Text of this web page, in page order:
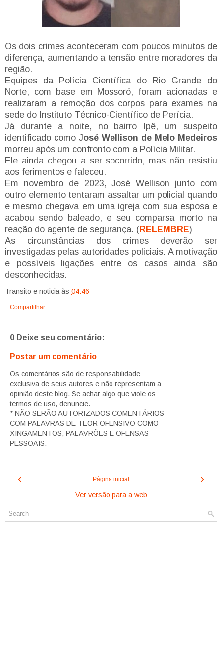
Os dois crimes aconteceram com poucos minutos de
diferença, aumentando a tensão entre moradores da
região.
Equipes da Polícia Científica do Rio Grande do
Norte, com base em Mossoró, foram acionadas e
realizaram a remoção dos corpos para exames na
sede do Instituto Técnico-Científico de Perícia.
Já durante a noite, no bairro Ipê, um suspeito
identificado como José Wellison de Melo Medeiros
morreu após um confronto com a Polícia Militar.
Ele ainda chegou a ser socorrido, mas não resistiu
aos ferimentos e faleceu.
Em novembro de 2023, José Wellison junto com
outro elemento tentaram assaltar um policial quando
e mesmo chegava em uma igreja com sua esposa e
acabou sendo baleado, e seu comparsa morto na
reação do agente de segurança. (RELEMBRE)
As circunstâncias dos crimes deverão ser
investigadas pelas autoridades policiais. A motivação
e possíveis ligações entre os casos ainda são
desconhecidas.
Transito e noticia às 04:46
Compartilhar
0 Deixe seu comentário:
Postar um comentário
Os comentários são de responsabilidade
exclusiva de seus autores e não representam a
opinião deste blog. Se achar algo que viole os
termos de uso, denuncie.
* NÃO SERÃO AUTORIZADOS COMENTÁRIOS
COM PALAVRAS DE TEOR OFENSIVO COMO
XINGAMENTOS, PALAVRÕES E OFENSAS
PESSOAIS.
‹ ›
Página inicial
Ver versão para a web